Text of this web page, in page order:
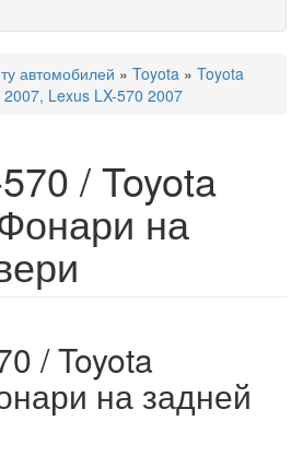
автомобилей » Toyota » Toyota
Lexus LX-570 2007
/ Toyota
на
/ Toyota
на задней